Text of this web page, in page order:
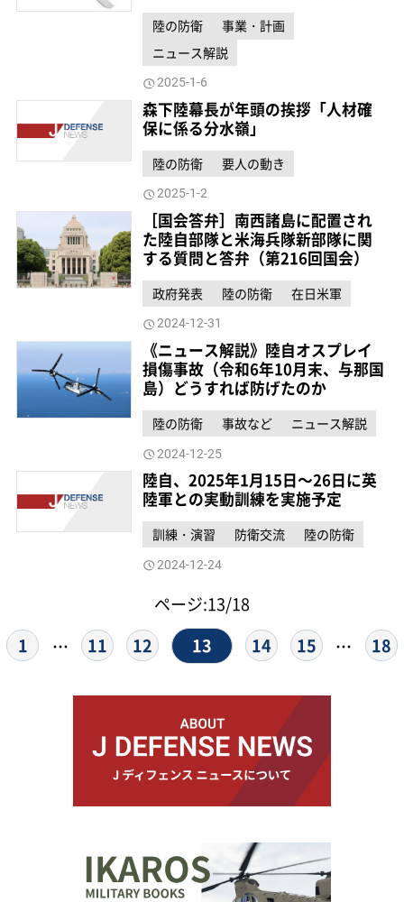
陸の防衛
事業・計画
ニュース解説
2025-1-6
森下陸幕長が年頭の挨拶「人材確
保に係る分水嶺」
陸の防衛 要人の動き
2025-1-2
［国会答弁］南西諸島に配置され
た陸自部隊と米海兵隊新部隊に関
する質問と答弁（第216回国会）
政府発表 陸の防衛 在日米軍
2024-12-31
《ニュース解説》陸自オスプレイ
損傷事故（令和6年10月末、与那国
島）どうすれば防げたのか
陸の防衛 事故など ニュース解説
2024-12-25
陸自、2025年1月15日～26日に英
陸軍との実動訓練を実施予定
訓練・演習 防衛交流 陸の防衛
2024-12-24
ページ:13/18
1
… 11 12 13 14 15 … 18